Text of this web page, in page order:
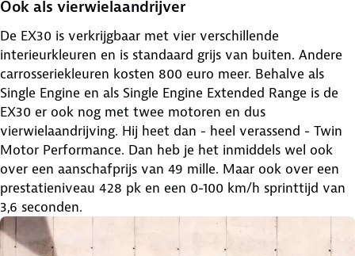
Ook als vierwielaandrijver
De EX30 is verkrijgbaar met vier verschillende
interieurkleuren en is standaard grijs van buiten. Andere
carrosseriekleuren kosten 800 euro meer. Behalve als
Single Engine en als Single Engine Extended Range is de
EX30 er ook nog met twee motoren en dus
vierwielaandrijving. Hij heet dan - heel verassend - Twin
Motor Performance. Dan heb je het inmiddels wel ook
over een aanschafprijs van 49 mille. Maar ook over een
prestatieniveau 428 pk en een 0-100 km/h sprinttijd van
3,6 seconden.